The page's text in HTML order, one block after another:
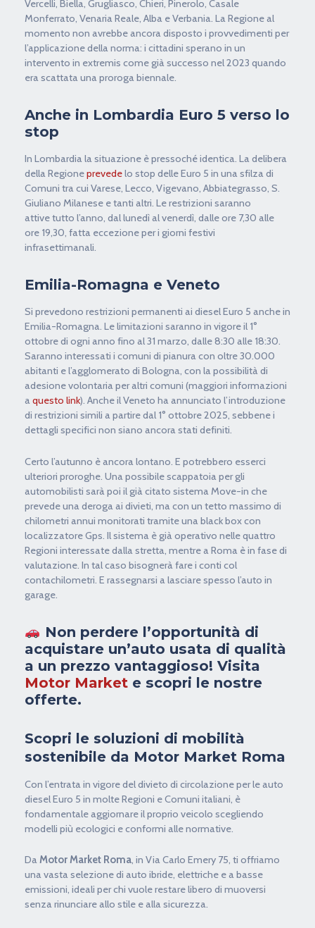
Vercelli, Biella, Grugliasco, Chieri, Pinerolo, Casale
Monferrato, Venaria Reale, Alba e Verbania. La Regione al
momento non avrebbe ancora disposto i provvedimenti per
l’applicazione della norma: i cittadini sperano in un
intervento in extremis come già successo nel 2023 quando
era scattata una proroga biennale.
Anche in Lombardia Euro 5 verso lo
stop
In Lombardia la situazione è pressoché identica. La delibera
della Regioneprevedelo stop delle Euro 5 in una sfilza di
Comuni tra cui Varese, Lecco, Vigevano, Abbiategrasso, S.
Giuliano Milanese e tanti altri. Le restrizioni saranno
attive tutto l’anno, dal lunedì al venerdì, dalle ore 7,30 alle
ore 19,30, fatta eccezione per i giorni festivi
infrasettimanali.
Emilia-Romagna e Veneto
Si prevedono restrizioni permanenti ai diesel Euro 5 anche in
Emilia-Romagna. Le limitazioni saranno in vigore il 1°
ottobre di ogni anno fino al 31 marzo, dalle 8:30 alle 18:30.
Saranno interessati i comuni di pianura con oltre 30.000
abitanti e l’agglomerato di Bologna, con la possibilità di
adesione volontaria per altri comuni (maggiori informazioni
aquesto link). Anche il Veneto ha annunciato l’introduzione
di restrizioni simili a partire dal 1° ottobre 2025, sebbene i
dettagli specifici non siano ancora stati definiti.
Certo l’autunno è ancora lontano. E potrebbero esserci
ulteriori proroghe. Una possibile scappatoia per gli
automobilisti sarà poi il già citato sistema Move-in che
prevede una deroga ai divieti, ma con un tetto massimo di
chilometri annui monitorati tramite una black box con
localizzatore Gps. Il sistema è già operativo nelle quattro
Regioni interessate dalla stretta, mentre a Roma è in fase di
valutazione. In tal caso bisognerà fare i conti col
contachilometri. E rassegnarsi a lasciare spesso l’auto in
garage.
Non perdere l’opportunità di
acquistare un’auto usata di qualità
a un prezzo vantaggioso! Visita
Motor Market e scopri le nostre
offerte.
Scopri le soluzioni di mobilità
sostenibile da Motor Market Roma
Con l’entrata in vigore del divieto di circolazione per le auto
diesel Euro 5 in molte Regioni e Comuni italiani, è
fondamentale aggiornare il proprio veicolo scegliendo
modelli più ecologici e conformi alle normative.
DaMotor Market Roma, in Via Carlo Emery 75, ti offriamo
una vasta selezione di auto ibride, elettriche e a basse
emissioni, ideali per chi vuole restare libero di muoversi
senza rinunciare allo stile e alla sicurezza.